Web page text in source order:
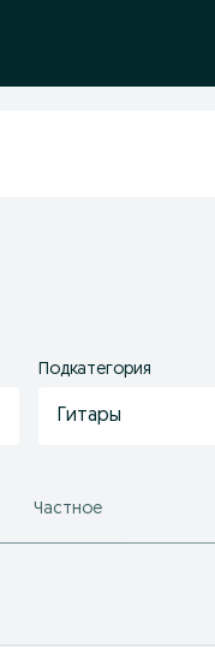
Подкатегория
Гитары
Частное